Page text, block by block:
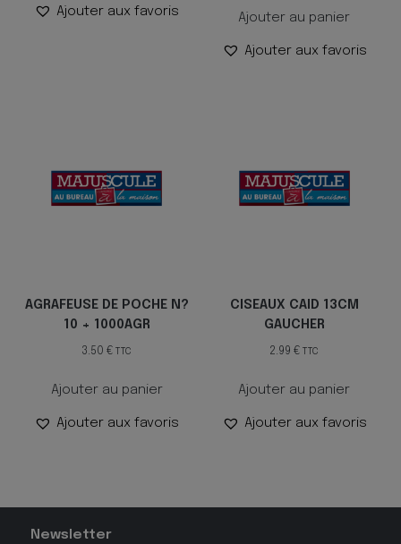
Ajouter aux favoris Ajouter au panier
Ajouter aux favoris
AGRAFEUSE DE POCHE N?
10 + 1000AGR
3.50€ TTC
Ajouter au panier
Ajouter aux favoris
CISEAUX CAID 13CM
GAUCHER
2.99€ TTC
Ajouter au panier
Ajouter aux favoris
Newsletter